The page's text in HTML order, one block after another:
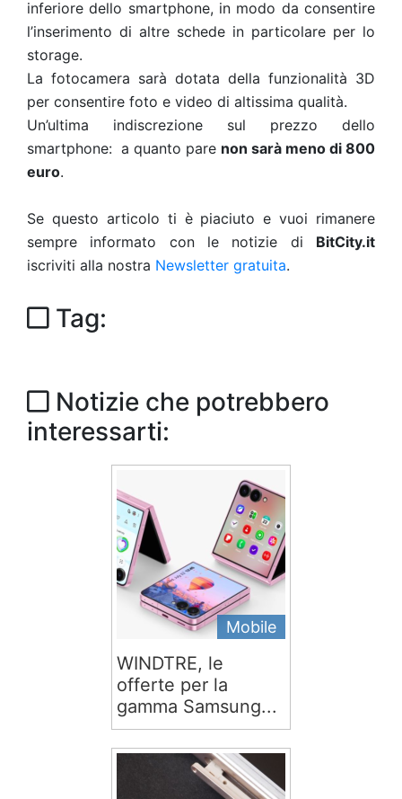
inferiore dello smartphone, in modo da consentire
l’inserimento di altre schede in particolare per lo
storage.
La fotocamera sarà dotata della funzionalità 3D
per consentire foto e video di altissima qualità.
Un’ultima indiscrezione sul prezzo dello
smartphone: a quanto pare non sarà meno di 800
euro.
Se questo articolo ti è piaciuto e vuoi rimanere
sempre informato con le notizie di BitCity.it
iscriviti alla nostra Newsletter gratuita.
Tag:
Notizie che potrebbero
interessarti:
Mobile
WINDTRE, le
offerte per la
gamma Samsung...